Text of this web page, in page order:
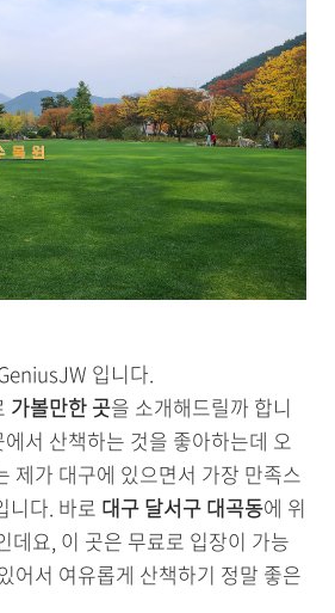
입니다.
가볼만한 곳을 소개해드릴까 합니
서 산책하는 것을 좋아하는데 오
제가 대구에 있으면서 가장 만족스
니다. 바로 대구 달서구 대곡동에 위
데요, 이 곳은 무료로 입장이 가능
어서 여유롭게 산책하기 정말 좋은